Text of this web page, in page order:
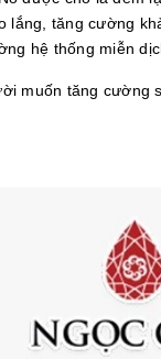
lắng, tăng cường
hệ thống miễn
muốn tăng cường